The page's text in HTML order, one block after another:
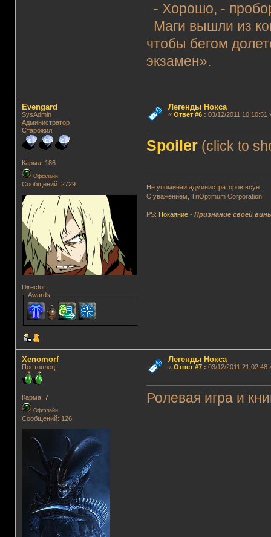
- Хорошо, -
Маги вышли из
чтобы бегом
экзамен».
Evengard
SysAdmin
Администратор
Старожил
Карма: 186
Оффлайн
Сообщений: 2729
Director
Awards
Легенды Нокса
« Ответ #6: 03/12/2011 10:10:51
Spoiler (click to
Не упоминай администраторов всуе...
С уважением, TriOptimum Corporation
PS: Покаяние -Признание своей
Xenomorf
Постоялец
Карма: 7
Оффлайн
Сообщений: 126
Легенды Нокса
« Ответ #7: 03/12/2011 21:02:48
Ролевая игра и